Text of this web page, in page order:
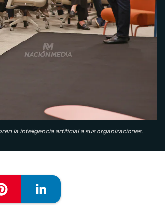
la inteligencia artificial a sus organizaciones.